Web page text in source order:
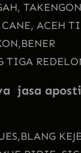
ACEH
BENER
TIGA
jasa
BLANG